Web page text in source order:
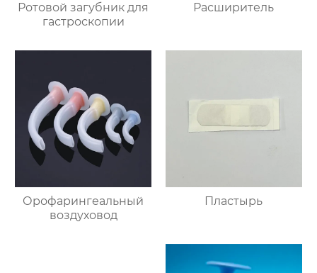
Ротовой загубник для
гастроскопии
Расширитель
Орофарингеальный
воздуховод
Пластырь